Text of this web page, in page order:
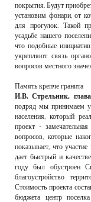
покрытия. Будут
установим фонари, от
для прогулок. Такой
усадьбе нашего
что подобные
укрепляют связь
вопросов местного
Память крепче гранита
И.В. Стрельник,
подряд мы принимаем
населения, который
проект -
вопросов, которые
показывает, что
дает быстрый и
году был обустроен
благоустройство
Стоимость проекта
бюджета центр